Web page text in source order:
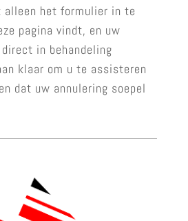
alleen het formulier in te
pagina vindt, en uw
in behandeling
klaar om u te assisteren
dat uw annulering soepel